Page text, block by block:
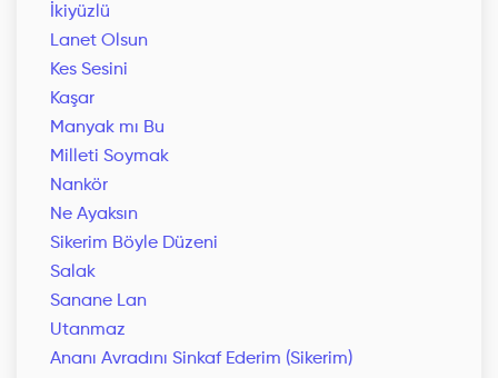
İkiyüzlü
Lanet Olsun
Kes Sesini
Kaşar
Manyak mı Bu
Milleti Soymak
Nankör
Ne Ayaksın
Sikerim Böyle Düzeni
Salak
Sanane Lan
Utanmaz
Ananı Avradını Sinkaf Ederim (Sikerim)